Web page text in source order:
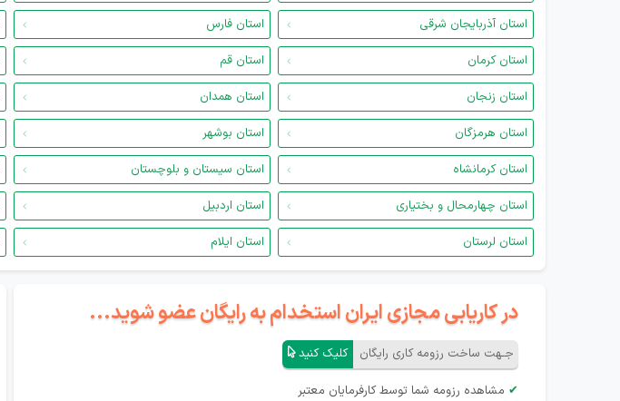
استان آذربایجان شرقی
استان فارس
استان کرمان
استان قم
استان زنجان
استان همدان
استان هرمزگان
استان بوشهر
استان کرمانشاه
استان سیستان و بلوچستان
استان چهارمحال و بختیاری
استان اردبیل
استان لرستان
استان ایلام
در کاریابی مجازی ایران استخدام به رایگان عضو شوید...
جـهت ساخت رزومه کاری رایگان کلیک کنید
✔ مشاهده رزومه شما توسط کارفرمایان معتبر